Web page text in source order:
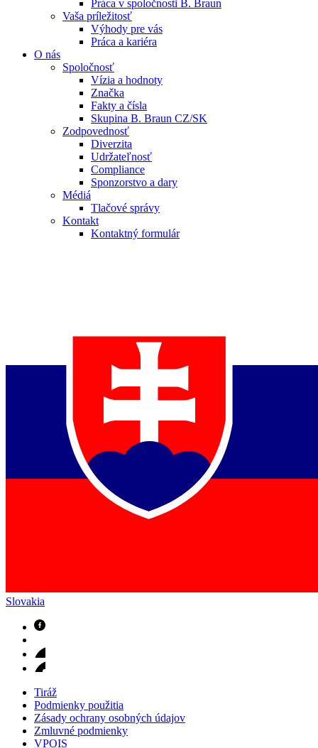
Práca v spoločnosti B. Braun
Vaša príležitosť
Výhody pre vás
Práca a kariéra
O nás
Spoločnosť
Vízia a hodnoty
Značka
Fakty a čísla
Skupina B. Braun CZ/SK
Zodpovednosť
Diverzita
Udržateľnosť
Compliance
Sponzorstvo a dary
Médiá
Tlačové správy
Kontakt
Kontaktný formulár
Slovakia
Tiráž
Podmienky použitia
Zásady ochrany osobných údajov
Zmluvné podmienky
VPOIS